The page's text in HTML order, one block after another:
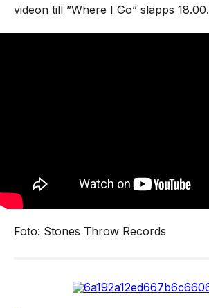
videon till ”Where I Go” släpps 18.00.
Foto: Stones Throw Records